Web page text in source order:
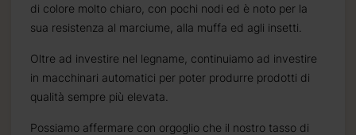
di colore molto chiaro, con pochi nodi ed è noto per la
sua resistenza al marciume, alla muffa ed agli insetti.
Oltre ad investire nel legname, continuiamo ad investire
in macchinari automatici per poter produrre prodotti di
qualità sempre più elevata.
Possiamo affermare con orgoglio che il nostro tasso di